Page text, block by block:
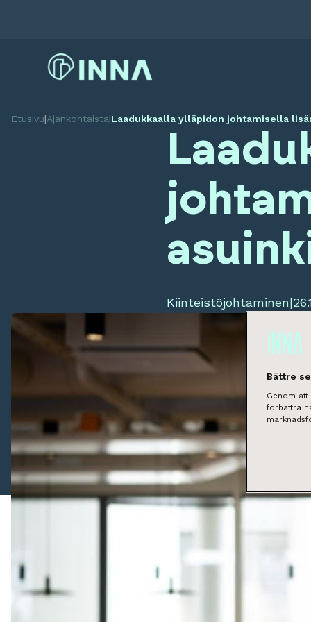
Etusivu|Ajankohtaista|Laadukkaalla ylläpidon johtamisella
Kiinteistöjohtaminen|
Bättre
Genom
förbättra